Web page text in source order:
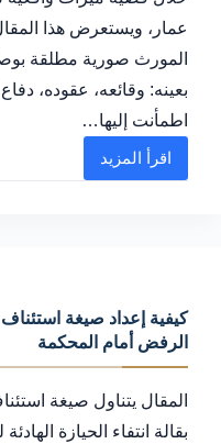
عمار، ويستعرض هذا
المورث صورية مطلقة
بعينه: وقائعه، عقوده،
اطمأنت إليها…
اقرأ المزيد
حيثيات
المورث
لوارث:
قضائي
كيفية إعداد صيغة
الرفض أمام المحكمة
المقال يتناول صيغة
بقالة انتفاء الحيازة